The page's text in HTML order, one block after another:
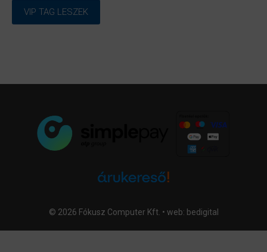
VIP TAG LESZEK
© 2026 Fókusz Computer Kft. • web: bedigital